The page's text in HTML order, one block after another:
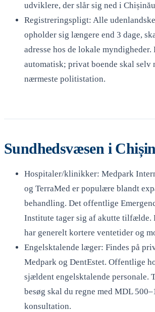
udviklere, der slår sig ned i
Registreringspligt: Alle
opholder sig længere end 3 dage,
adresse hos de lokale
automatisk; privat boende skal selv
nærmeste politistation.
Sundhedsvæsen i
Hospitaler/klinikker: Medpark
og TerraMed er populære blandt
behandling. Det offentlige
Institute tager sig af akutte
har generelt kortere ventetider og
Engelsktalende læger: Findes på
Medpark og DentEstet. Offentlige
sjældent engelsktalende personale.
besøg skal du regne med MDL
konsultation.